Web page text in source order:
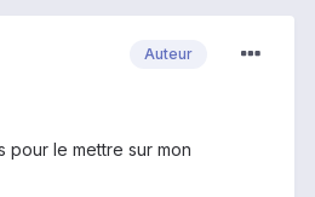
Auteur
pour le mettre sur mon